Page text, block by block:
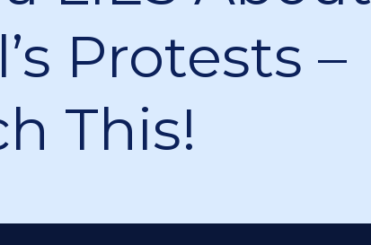
Protests –
This!